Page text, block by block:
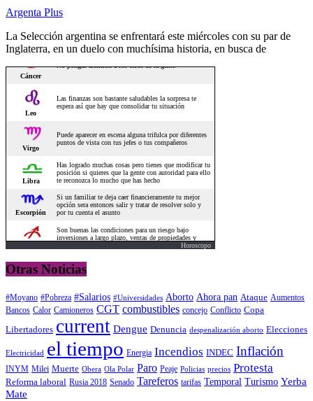
Argenta Plus
La Selección argentina se enfrentará este miércoles con su par de
Inglaterra, en un duelo con muchísima historia, en busca de
Horoscopo
Otras Noticias
#Moyano #Pobreza #Salarios #Universidades Aborto Ahora pan Ataque Aumentos
Bancos Calor Camioneros CGT combustibles concejo Conflicto Copa
Libertadores current Dengue Denuncia despenalización aborto Elecciones
Electricidad el tiempo Energia Incendios INDEC Inflación
INYM Milei Muerte Obera Ola Polar Paro Peaje Policias precios Protesta
Reforma laboral Rusia 2018 Senado Tareferos tarifas Temporal Turismo Yerba
Mate